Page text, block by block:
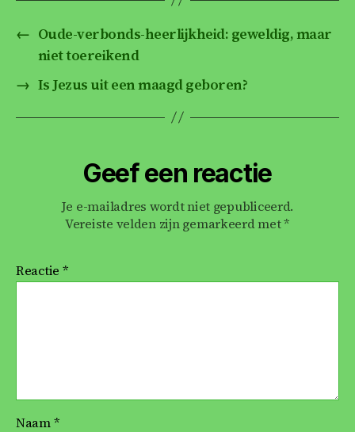
b
o
o
k
A
p
dI
← Oude-verbonds-heerlijkheid: geweldig, maar
niet toereikend
→ Is Jezus uit een maagd geboren?
Geef een reactie
Je e-mailadres wordt niet gepubliceerd.
Vereiste velden zijn gemarkeerd met*
Reactie *
Naam*